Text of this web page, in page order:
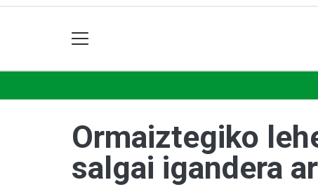
Ormaiztegiko
salgai igandera